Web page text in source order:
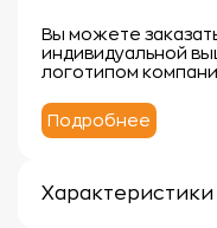
Вы можете
индивидуальной
логотипом
Подробнее
Характеристики